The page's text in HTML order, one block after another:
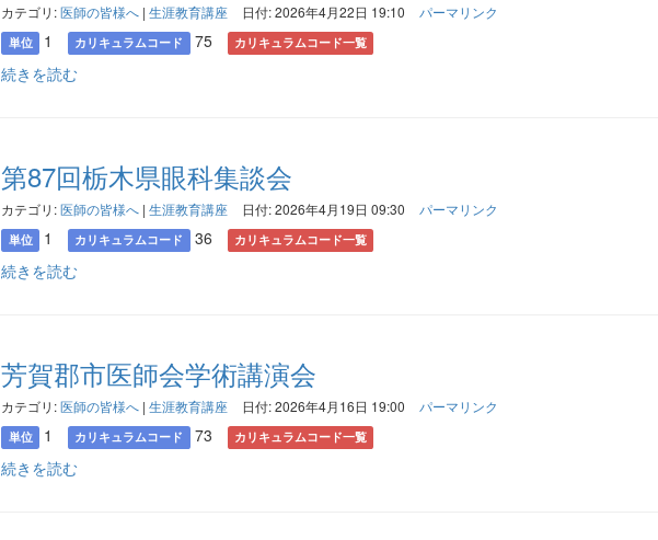
カテゴリ:医師の皆様へ |生涯教育講座 日付: 2026年4月22日 19:10 パーマリンク
単位 1 カリキュラムコード 75 カリキュラムコード一覧
続きを読む
第87回栃木県眼科集談会
カテゴリ:医師の皆様へ |生涯教育講座 日付: 2026年4月19日 09:30 パーマリンク
単位 1 カリキュラムコード 36 カリキュラムコード一覧
続きを読む
芳賀郡市医師会学術講演会
カテゴリ:医師の皆様へ |生涯教育講座 日付: 2026年4月16日 19:00 パーマリンク
単位 1 カリキュラムコード 73 カリキュラムコード一覧
続きを読む